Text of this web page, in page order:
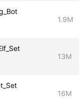
1.9M
13M
16M